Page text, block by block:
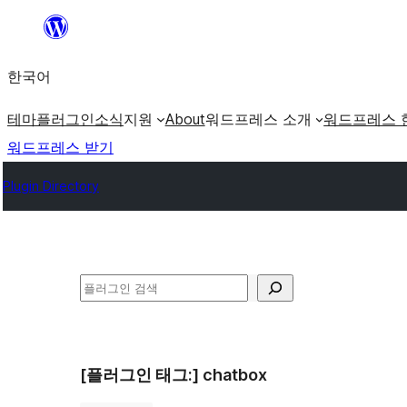
츠
로
로
가
한국어
테마플러그인소식지원 About워드프레스 소개 워드프레스
워드프레스 받기
Plugin Directory
검
[플러그인 태그:] chatbox